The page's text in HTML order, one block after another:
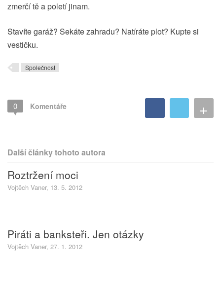
zmerčí tě a poletí jinam.
Stavíte garáž? Sekáte zahradu? Natíráte plot? Kupte si
vestičku.
Společnost
0 Komentáře +
Další články tohoto autora
Roztržení moci
Vojtěch Vaner, 13. 5. 2012
Piráti a banksteři. Jen otázky
Vojtěch Vaner, 27. 1. 2012